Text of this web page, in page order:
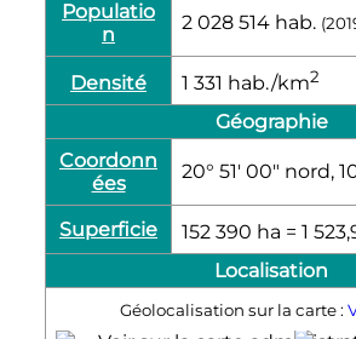
Populatio
n
2 028 514 hab.
Densité 1 331 hab./km2
Géographie
Coordonn
ées
20° 51′ 00″ nord,
Superficie 152 390 ha = 1
Localisation
Géolocalisation sur la carte :